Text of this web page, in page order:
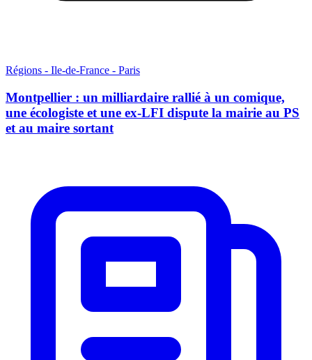
Régions - Ile-de-France - Paris
Montpellier : un milliardaire rallié à un comique,
une écologiste et une ex-LFI dispute la mairie au PS
et au maire sortant